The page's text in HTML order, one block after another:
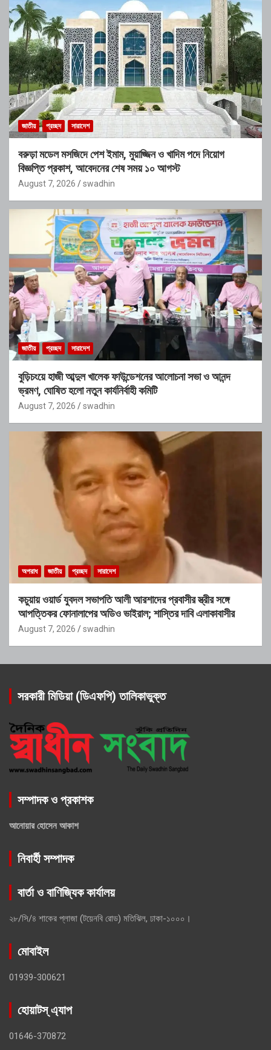
জাতীয় প্রচ্ছদ সারাদেশ
বরুড়া মডেল মসজিদে পেশ ইমাম, মুয়াজ্জিন ও খাদিম পদে নিয়োগ
বিজ্ঞপ্তি প্রকাশ, আবেদনের শেষ সময় ১০ আগস্ট
August 7, 2026 swadhin
জাতীয় প্রচ্ছদ সারাদেশ
বুড়িচংয়ে হাজী আব্দুল খালেক ফাউন্ডেশনের আলোচনা সভা ও আনন্দ
ভ্রমণ, ঘোষিত হলো নতুন কার্যনির্বাহী কমিটি
August 7, 2026 swadhin
অপরাধ জাতীয় প্রচ্ছদ সারাদেশ
কচুয়ায় ওয়ার্ড যুবদল সভাপতি আলী আরশাদের প্রবাসীর স্ত্রীর সঙ্গে
আপত্তিকর ফোনালাপের অডিও ভাইরাল; শাস্তির দাবি এলাকাবাসীর
August 7, 2026 swadhin
সরকারী মিডিয়া (ডিএফপি) তালিকাভুক্ত
সম্পাদক ও প্রকাশক
আনোয়ার হোসেন আকাশ
নিবার্হী সম্পাদক
বার্তা ও বাণিজ্যিক কার্যালয়
২৮/সি/৪ শাকের প্লাজা (টয়েনবি রোড) মতিঝিল, ঢাকা-১০০০।
মোবাইল
01939-300621
হোয়াটস্ এ্যাপ
01646-370872